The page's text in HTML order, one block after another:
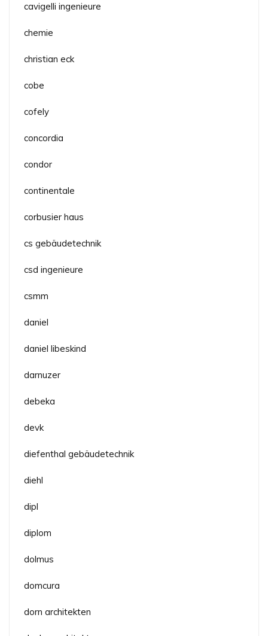
cavigelli ingenieure
chemie
christian eck
cobe
cofely
concordia
condor
continentale
corbusier haus
cs gebäudetechnik
csd ingenieure
csmm
daniel
daniel libeskind
darnuzer
debeka
devk
diefenthal gebäudetechnik
diehl
dipl
diplom
dolmus
domcura
dorn architekten